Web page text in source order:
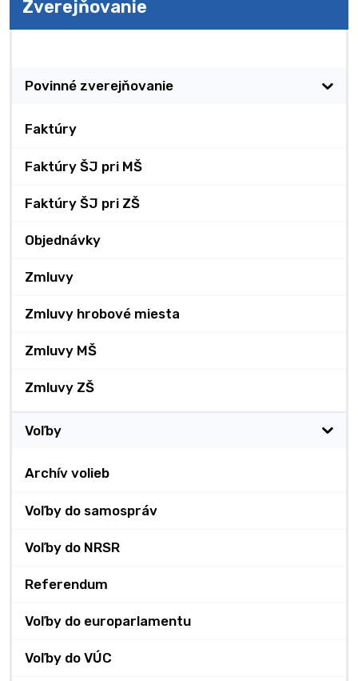
Zverejňovanie
Povinné zverejňovanie
Faktúry
Faktúry ŠJ pri MŠ
Faktúry ŠJ pri ZŠ
Objednávky
Zmluvy
Zmluvy hrobové miesta
Zmluvy MŠ
Zmluvy ZŠ
Voľby
Archív volieb
Voľby do samospráv
Voľby do NRSR
Referendum
Voľby do europarlamentu
Voľby do VÚC